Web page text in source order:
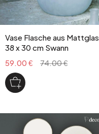
Vase Flasche aus Mattglas
38 x 30 cm Swann
59.00 €
74.00 €